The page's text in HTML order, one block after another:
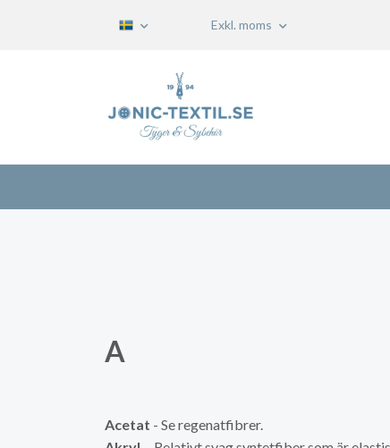
Exkl. moms
A
Acetat - Se regenatfibrer.